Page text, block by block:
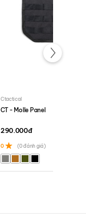
Ctactical
CT - Molle Panel
290.000đ
0 (0 đánh giá)